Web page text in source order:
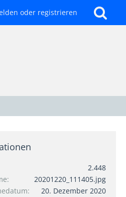
oder registrieren
2.448
20201220_111405.jpg
20. Dezember 2020